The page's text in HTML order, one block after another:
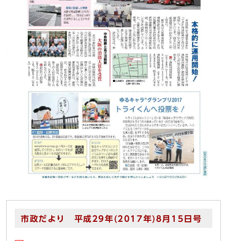
市政だより 平成29年(2017年)8月15日号